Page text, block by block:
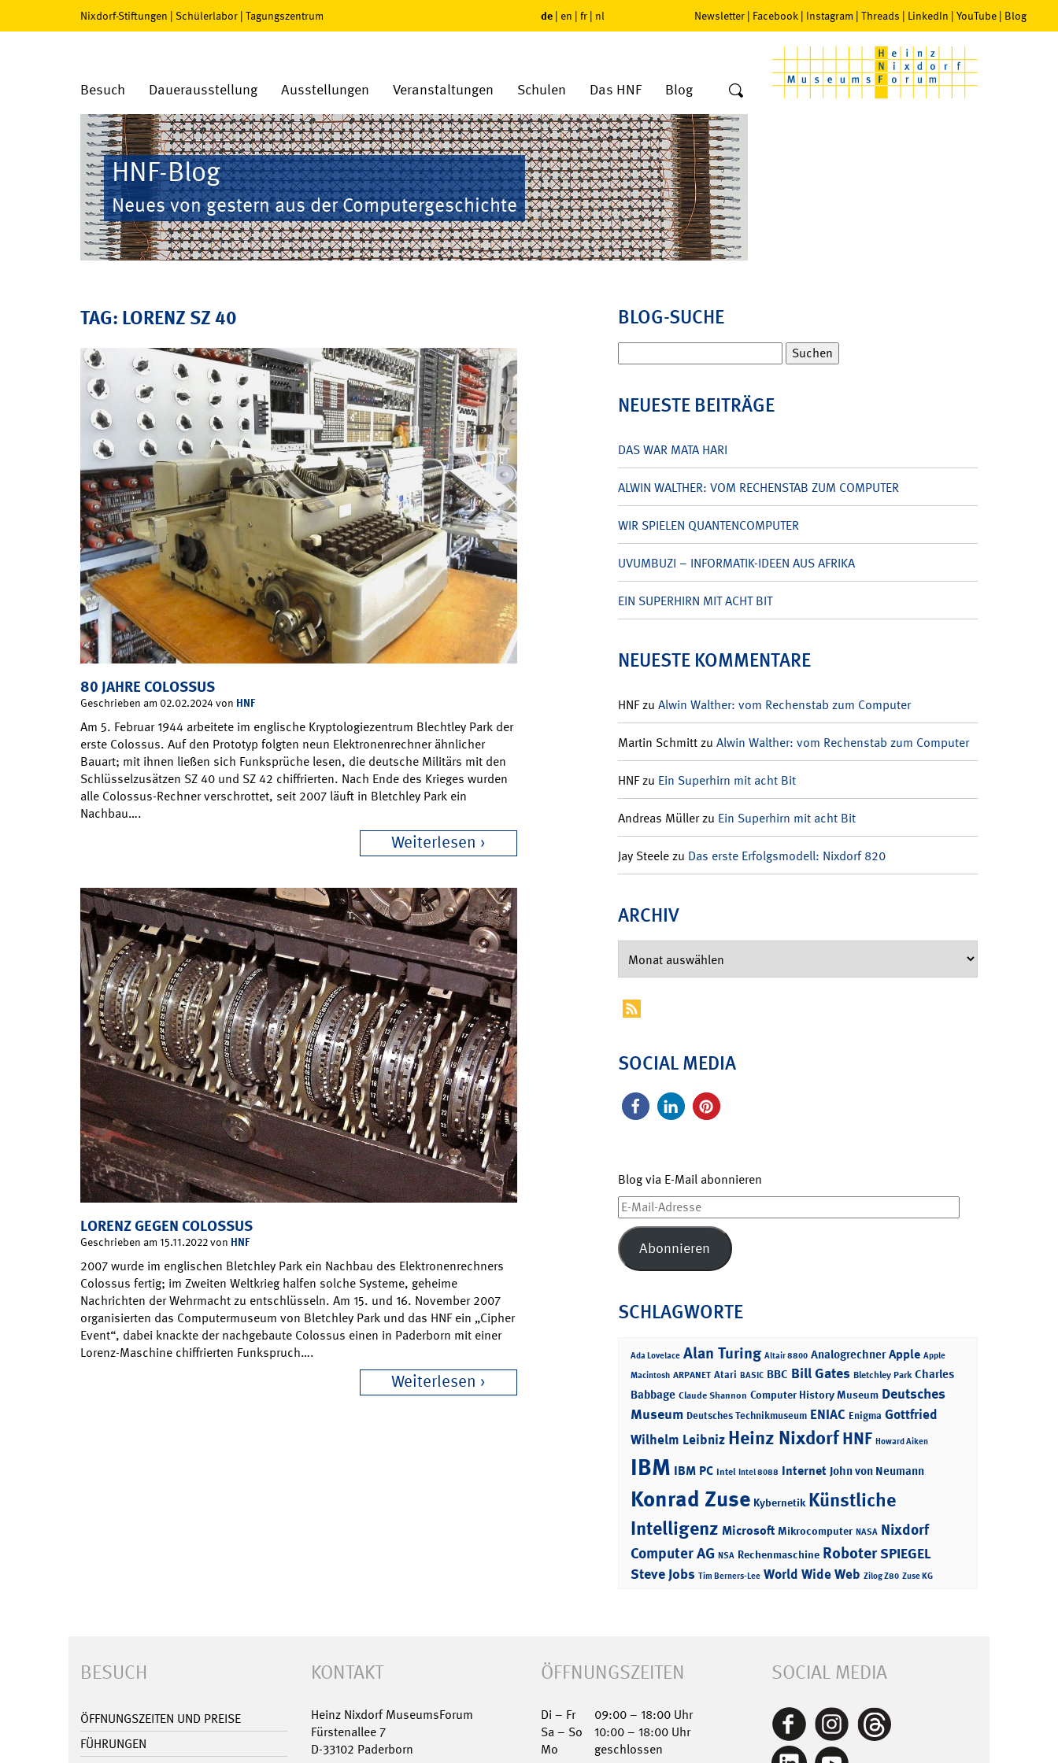
Nixdorf-Stiftungen | Schülerlabor | Tagungszentrum de | en | fr | nl Newsletter | Facebook | Instagram | Threads | LinkedIn | YouTube | Blog
Besuch Dauerausstellung Ausstellungen Veranstaltungen Schulen Das HNF Blog
HNF-Blog
Neues von gestern aus der Computergeschichte
TAG: LORENZ SZ 40
80 JAHRE COLOSSUS
Geschrieben am 02.02.2024 von HNF
Am 5. Februar 1944 arbeitete im englische Kryptologiezentrum Blechtley Park der
erste Colossus. Auf den Prototyp folgten neun Elektronenrechner ähnlicher
Bauart; mit ihnen ließen sich Funksprüche lesen, die deutsche Militärs mit den
Schlüsselzusätzen SZ 40 und SZ 42 chiffrierten. Nach Ende des Krieges wurden
alle Colossus-Rechner verschrottet, seit 2007 läuft in Bletchley Park ein
Nachbau….
Weiterlesen
LORENZ GEGEN COLOSSUS
Geschrieben am 15.11.2022 von HNF
2007 wurde im englischen Bletchley Park ein Nachbau des Elektronenrechners
Colossus fertig; im Zweiten Weltkrieg halfen solche Systeme, geheime
Nachrichten der Wehrmacht zu entschlüsseln. Am 15. und 16. November 2007
organisierten das Computermuseum von Bletchley Park und das HNF ein „Cipher
Event“, dabei knackte der nachgebaute Colossus einen in Paderborn mit einer
Lorenz-Maschine chiffrierten Funkspruch….
Weiterlesen
BLOG-SUCHE
nach:
NEUESTE BEITRÄGE
DAS WAR MATA HARI
ALWIN WALTHER: VOM RECHENSTAB ZUM COMPUTER
WIR SPIELEN QUANTENCOMPUTER
UVUMBUZI – INFORMATIK-IDEEN AUS AFRIKA
EIN SUPERHIRN MIT ACHT BIT
NEUESTE KOMMENTARE
HNFzu Alwin Walther: vom Rechenstab zum Computer
Martin Schmittzu Alwin Walther: vom Rechenstab zum Computer
HNFzu Ein Superhirn mit acht Bit
Andreas Müllerzu Ein Superhirn mit acht Bit
Jay Steelezu Das erste Erfolgsmodell: Nixdorf 820
ARCHIV
SOCIAL MEDIA
Blog via E-Mail abonnieren
E-
Mail-
Adresse
Abonnieren
SCHLAGWORTE
Ada Lovelace Alan Turing Altair 8800 Analogrechner Apple Apple
Macintosh ARPANET Atari BASIC BBC Bill Gates Bletchley Park Charles
Babbage Claude Shannon Computer History Museum Deutsches
Museum Deutsches Technikmuseum ENIAC Enigma Gottfried
Wilhelm Leibniz Heinz NixdorfHNF Howard Aiken
IBM IBM PC Intel Intel 8088 Internet John von Neumann
Konrad Zuse Kybernetik Künstliche
Intelligenz Microsoft Mikrocomputer NASA Nixdorf
Computer AG NSA Rechenmaschine RoboterSPIEGEL
Steve Jobs Tim Berners-Lee World Wide Web Zilog Z80 Zuse KG
BESUCH
ÖFFNUNGSZEITEN UND PREISE
FÜHRUNGEN
KONTAKT
Heinz Nixdorf MuseumsForum
Fürstenallee 7
D-33102 Paderborn
ÖFFNUNGSZEITEN
Di – Fr
09:00 – 18:00 Uhr
Sa – So
10:00 – 18:00 Uhr
Mo
geschlossen
SOCIAL MEDIA